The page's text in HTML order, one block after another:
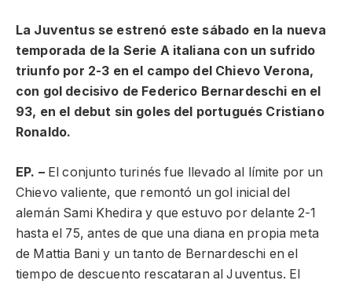
La Juventus se estrenó este sábado en la nueva
temporada de la Serie A italiana con un sufrido
triunfo por 2-3 en el campo del Chievo Verona,
con gol decisivo de Federico Bernardeschi en el
93, en el debut sin goles del portugués Cristiano
Ronaldo.
EP. –El conjunto turinés fue llevado al límite por un
Chievo valiente, que remontó un gol inicial del
alemán Sami Khedira y que estuvo por delante 2-1
hasta el 75, antes de que una diana en propia meta
de Mattia Bani y un tanto de Bernardeschi en el
tiempo de descuento rescataran al Juventus. El